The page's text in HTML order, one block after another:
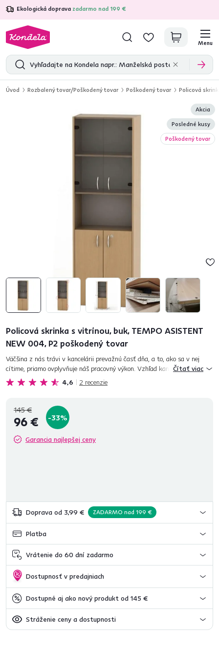
Ekologická doprava zadarmo nad 199 €
4,7 31 285overených produktových recenzií
Menu
Úvod Rozbalený tovar/Poškodený tovar Poškodený tovar Policová
Akcia
Posledné kusy
Poškodený tovar
Policová skrinka s vitrínou, buk, TEMPO ASISTENT
NEW 004, P2 poškodený tovar
4,6 2 recenzie
Väčšina z nás trávi v kancelárii prevažnú časť dňa, a to, ako sa v nej
cítime, priamo ovplyvňuje náš pracovný výkon. Vzhľad kancelárie zas
vypovedá o samotnej spoločnosti a tiež formuje prvý dojem naš...
Čítať viac
145 €
96 € -33%
Garancia najlepšej ceny
Doprava od 3,99 € ZADARMO nad 199 €
Platba
Vrátenie do 60 dní zadarmo
Dostupnosť v predajniach
Dostupné aj ako nový produkt od 145 €
Stráženie ceny a dostupnosti